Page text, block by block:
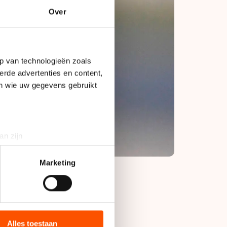
Over
van technologieën zoals
advertenties en content,
wie uw gegevens gebruikt
zijn
detailgedeeltein. U kunt uw
advertenties en
zij hebben verzameld via
Marketing
Alles toestaan
in een nieuw